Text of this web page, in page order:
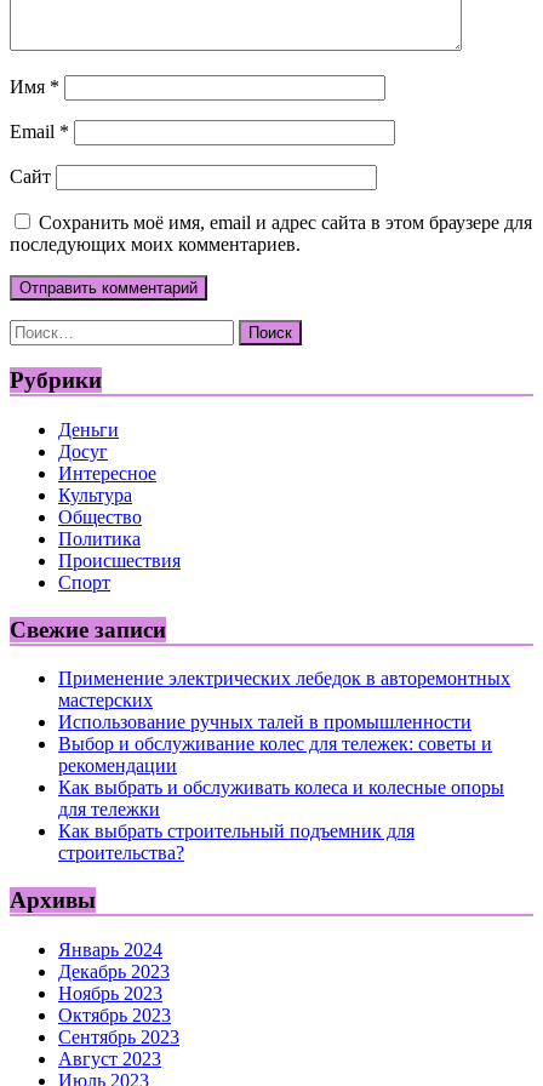
Имя *
Email *
Сайт
Сохранить моё имя, email и адрес сайта в этом браузере для
последующих моих комментариев.
Найти:
Рубрики
Деньги
Досуг
Интересное
Культура
Общество
Политика
Происшествия
Спорт
Свежие записи
Применение электрических лебедок в авторемонтных
мастерских
Использование ручных талей в промышленности
Выбор и обслуживание колес для тележек: советы и
рекомендации
Как выбрать и обслуживать колеса и колесные опоры
для тележки
Как выбрать строительный подъемник для
строительства?
Архивы
Январь 2024
Декабрь 2023
Ноябрь 2023
Октябрь 2023
Сентябрь 2023
Август 2023
Июль 2023